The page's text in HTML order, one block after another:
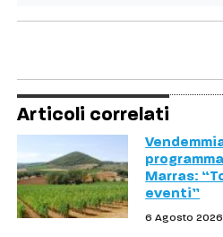
Articoli correlati
Marras:
eventi”
6 Agosto 2026